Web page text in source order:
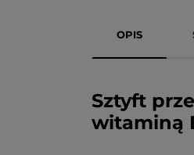
OPIS
Sztyft
witaminą